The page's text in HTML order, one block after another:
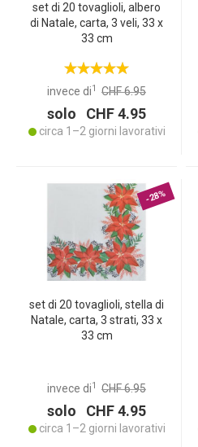
set di 20 tovaglioli, albero
di Natale, carta, 3 veli, 33 x
33 cm
invece di1 CHF 6.95
solo CHF 4.95
circa 1–2 giorni lavorativi
-28%
set di 20 tovaglioli, stella di
Natale, carta, 3 strati, 33 x
33 cm
invece di1 CHF 6.95
solo CHF 4.95
circa 1–2 giorni lavorativi